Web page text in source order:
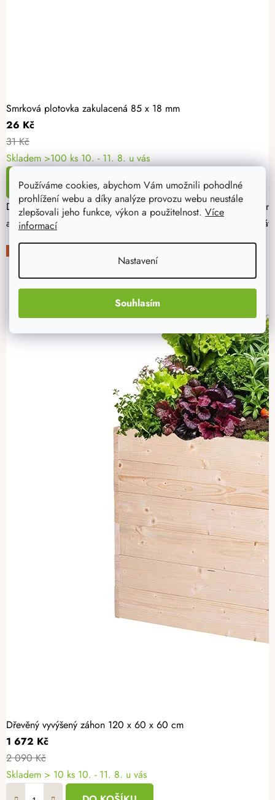
Používáme cookies, abychom Vám umožnili pohodlné
prohlížení webu a díky analýze provozu webu neustále
zlepšovali jeho funkce, výkon a použitelnost. Více
informací
Nastavení
Souhlasím
Smrková plotovka zakulacená 85 x 18 mm
26 Kč
31 Kč
Skladem >100 ks10. - 11. 8. u vás
DETAIL
Dřevěné plotovky jsou tradičním materiálem pro výrobu
aktuálních skladových zásob dřeva. Nejbližší naskladnění
Dřevěný vyvýšený záhon 120 x 60 x 60 cm
1 672 Kč
2 090 Kč
Skladem > 10 ks 10. - 11. 8. u vás